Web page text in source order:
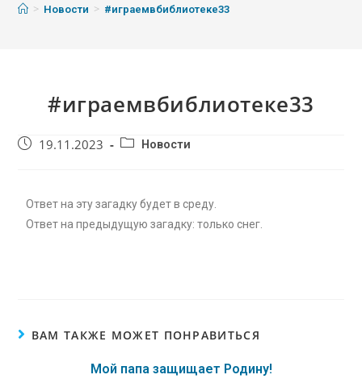
> Новости > #играемвбиблиотеке33
#играемвбиблиотеке33
19.11.2023 Новости
Ответ на эту загадку будет в среду.
Ответ на предыдущую загадку: только снег.
ВАМ ТАКЖЕ МОЖЕТ ПОНРАВИТЬСЯ
Мой папа защищает Родину!